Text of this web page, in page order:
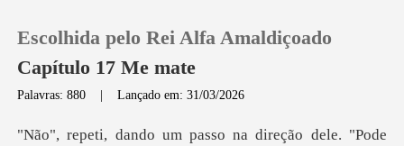
0
Escolhida pelo Rei Alfa Amaldiçoado
Capítulo 17 Me mate
Palavras: 880 |Lançado em: 31/03/2026
ão dele. "Pode